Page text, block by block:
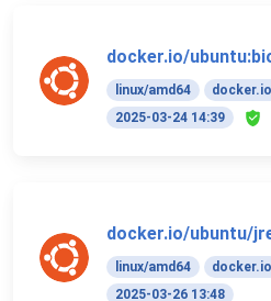
docker.io/
linux/amd64 docker.io
2025-03-24 14:39
docker.io/ubuntu/
linux/amd64 docker.io
2025-03-26 13:48